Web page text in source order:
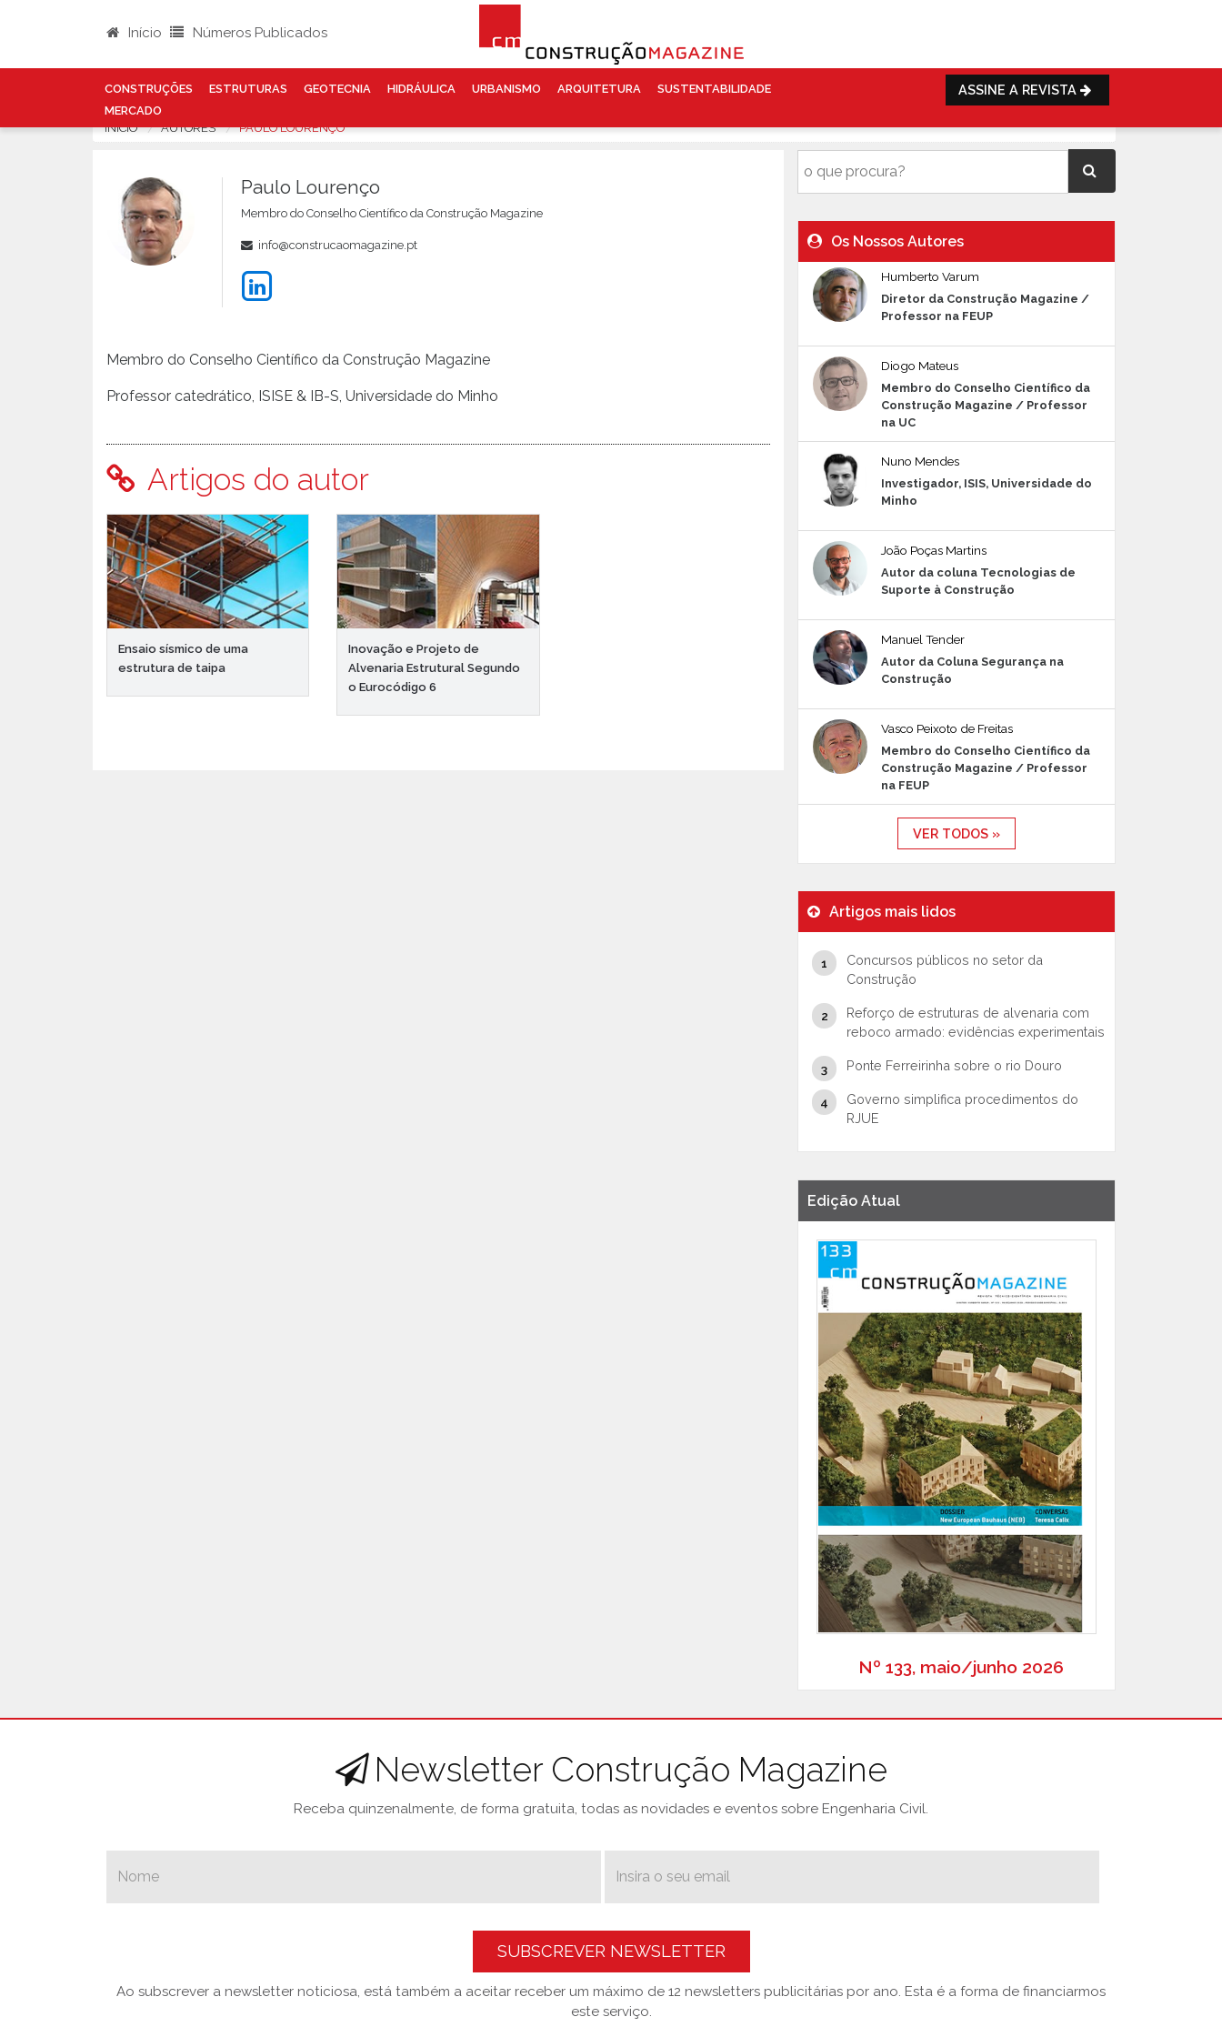
Início Números Publicados
CONSTRUÇÕES ESTRUTURAS GEOTECNIA HIDRÁULICA URBANISMO ARQUITETURA
SUSTENTABILIDADE
MERCADO
ASSINE A REVISTA
INÍCIO AUTORES PAULO LOURENÇO
Paulo Lourenço
Membro do Conselho Científico da Construção Magazine
info@construcaomagazine.pt
Membro do Conselho Científico da Construção Magazine
Professor catedrático, ISISE & IB-S, Universidade do Minho
Artigos do autor
Ensaio sísmico de uma
estrutura de taipa
Inovação e Projeto de
Alvenaria Estrutural Segundo
o Eurocódigo 6
Os Nossos Autores
Humberto Varum
Diretor da Construção Magazine /
Professor na FEUP
Diogo Mateus
Membro do Conselho Científico da
Construção Magazine / Professor
na UC
Nuno Mendes
Investigador, ISIS, Universidade do
Minho
João Poças Martins
Autor da coluna Tecnologias de
Suporte à Construção
Manuel Tender
Autor da Coluna Segurança na
Construção
Vasco Peixoto de Freitas
Membro do Conselho Científico da
Construção Magazine / Professor
na FEUP
VER TODOS »
Artigos mais lidos
Concursos públicos no setor da
Construção
Reforço de estruturas de alvenaria com
reboco armado: evidências experimentais
Ponte Ferreirinha sobre o rio Douro
Governo simplifica procedimentos do
RJUE
Edição Atual
Nº 133, maio/junho 2026
Newsletter Construção Magazine
Receba quinzenalmente, de forma gratuita, todas as novidades e eventos sobre Engenharia Civil.
SUBSCREVER NEWSLETTER
Ao subscrever a newsletter noticiosa, está também a aceitar receber um máximo de 12 newsletters publicitárias por ano. Esta é a forma de financiarmos
este serviço.